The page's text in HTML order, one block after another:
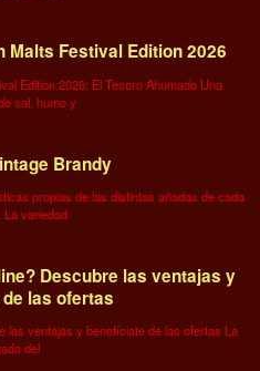
Malts Festival Edition 2026
Edition 2026: El Tesoro Ahumado Una
sal, humo y
Brandy
propias de las distintas añadas de cada
La variedad
Descubre las ventajas y
las ofertas
las ventajas y benefíciate de las ofertas La
del